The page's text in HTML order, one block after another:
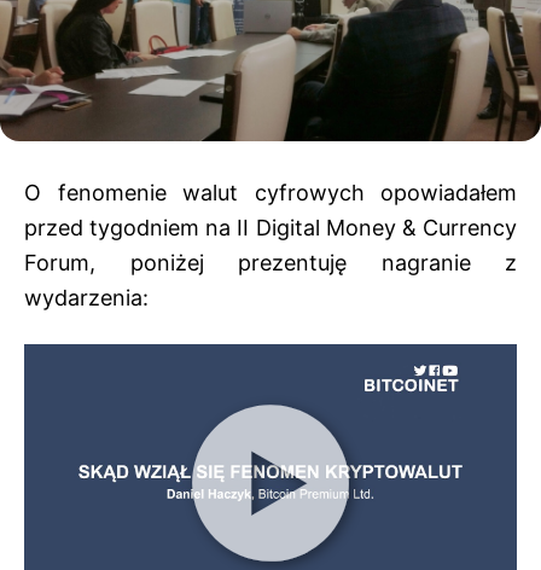
O fenomenie walut cyfrowych opowiadałem
przed tygodniem na II Digital Money & Currency
Forum, poniżej prezentuję nagranie z
wydarzenia: